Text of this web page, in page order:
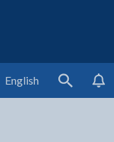
English
Search